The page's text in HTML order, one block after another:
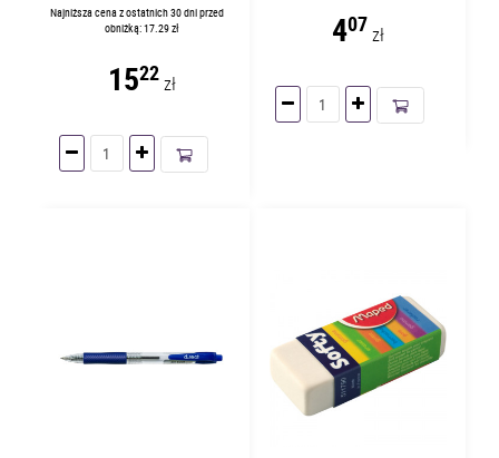
Najniższa cena z ostatnich 30 dni przed
obniżką: 17.29 zł
1522zł
407 zł